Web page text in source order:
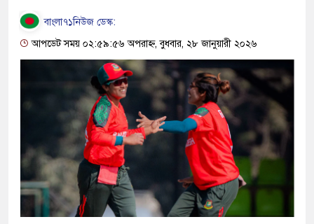
বাংলা৭১নিউজ ডেস্ক:
আপডেট সময় ০২:৫৯:৫৬ অপরাহ্ন, বুধবার, ২৮ জানুয়ারী ২০২৬